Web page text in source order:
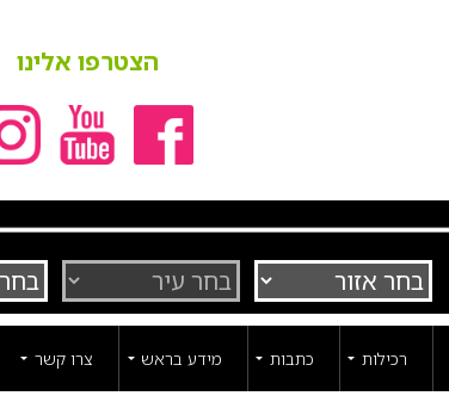
הצטרפו אלינו
רכילות כתבות מידע בראש צרו קשר